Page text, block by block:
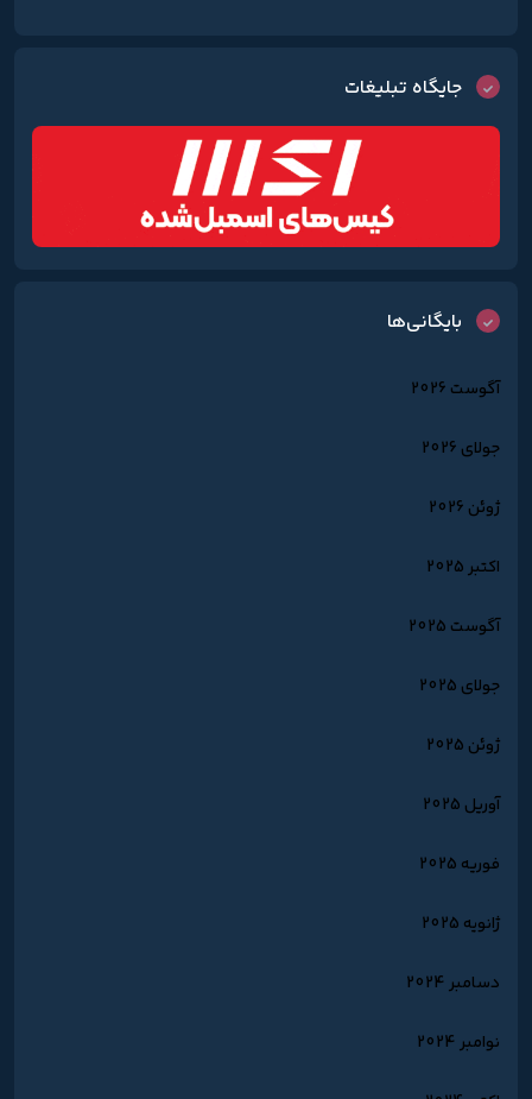
جایگاه تبلیغات
بایگانی‌ها
آگوست 2026
جولای 2026
ژوئن 2026
اکتبر 2025
آگوست 2025
جولای 2025
ژوئن 2025
آوریل 2025
فوریه 2025
ژانویه 2025
دسامبر 2024
نوامبر 2024